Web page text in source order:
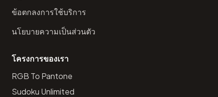
ข้อตกลงการใช้บริการ
นโยบายความเป็นส่วนตัว
โครงการของเรา
RGB To Pantone
Sudoku Unlimited